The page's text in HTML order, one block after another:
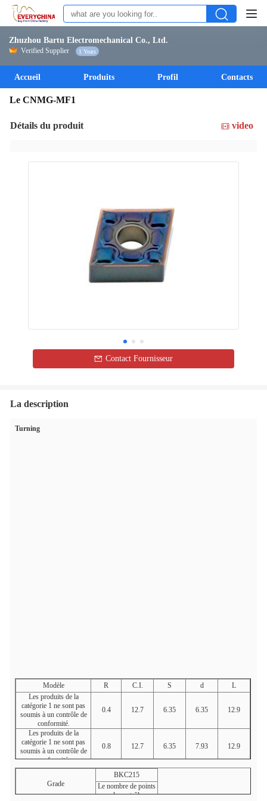
Zhuzhou Bartu Electromechanical Co., Ltd.
Verified Supplier 1 Years
Accueil Produits Profil Contacts
Le CNMG-MF1
Détails du produit video
Contact Fournisseur
La description
Turning
Modèle R C.I. S d
L
Les produits de la
catégorie 1 ne sont pas
soumis à un contrôle de
conformité.
0.4 12.7 6.35 6.35 12.9
Les produits de la
catégorie 1 ne sont pas
soumis à un contrôle de
conformité.
0.8 12.7 6.35 7.93 12.9
Les produits de la
utilisés pour les produits
de la catégorie 1 ou 2.
1.2 12.7
Grade
BKC215
Le nombre de points
de contrôle